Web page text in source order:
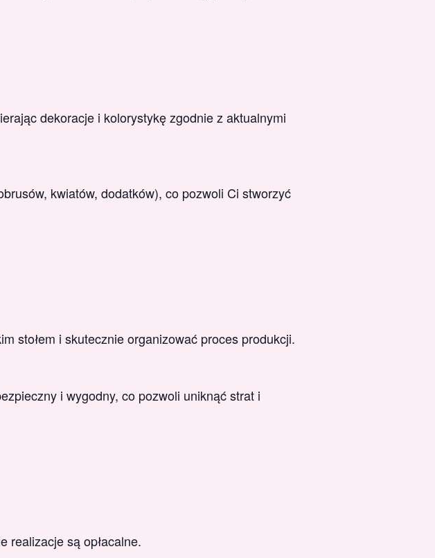
dekoracje i kolorystykę zgodnie z aktualnymi
kwiatów, dodatków), co pozwoli Ci stworzyć
stołem i skutecznie organizować proces produkcji.
i wygodny, co pozwoli uniknąć strat i
realizacje są opłacalne.